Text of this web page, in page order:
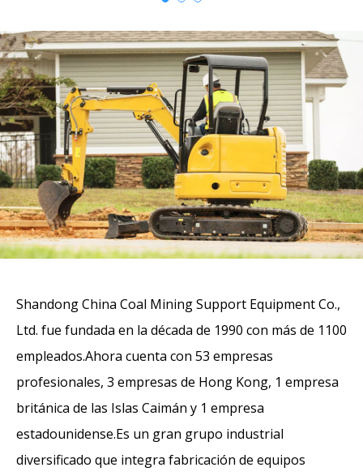
Shandong China Coal Mining Support Equipment Co.,
Ltd. fue fundada en la década de 1990 con más de 1100
empleados.Ahora cuenta con 53 empresas
profesionales, 3 empresas de Hong Kong, 1 empresa
británica de las Islas Caimán y 1 empresa
estadounidense.Es un gran grupo industrial
diversificado que integra fabricación de equipos